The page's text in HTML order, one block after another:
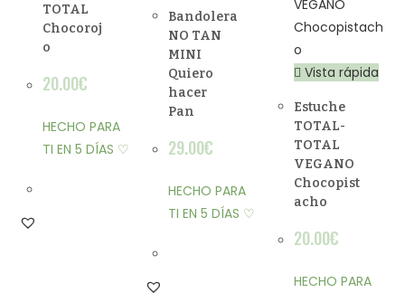
TOTAL
Chocoroj
o
20.00€
HECHO PARA
TI EN 5 DÍAS ♡
Bandolera
NO TAN
MINI
Quiero
hacer
Pan
29.00€
HECHO PARA
TI EN 5 DÍAS ♡
Vista rápida
Estuche
TOTAL-
TOTAL
VEGANO
Chocopist
acho
20.00€
HECHO PARA